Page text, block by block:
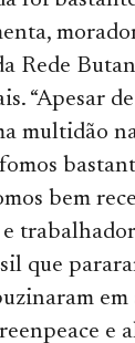
Rede
“Apesar
multidão
bem
que
e